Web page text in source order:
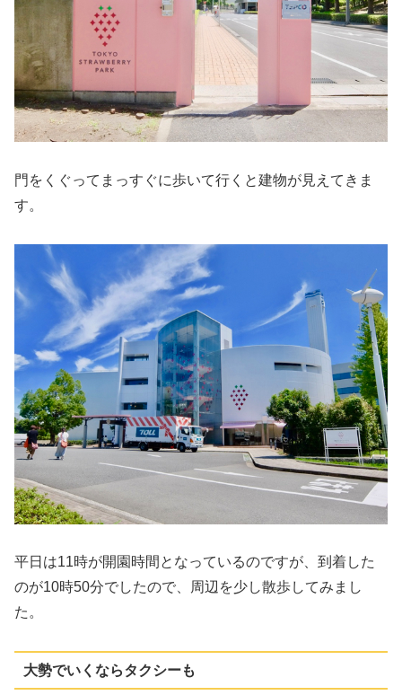
門をくぐってまっすぐに歩いて行くと建物が見えてきま
す。
平日は11時が開園時間となっているのですが、到着した
のが10時50分でしたので、周辺を少し散歩してみまし
た。
大勢でいくならタクシーも